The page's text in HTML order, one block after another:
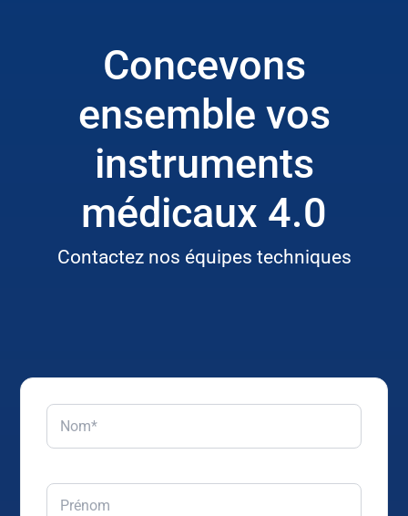
Concevons
ensemble vos
instruments
médicaux 4.0
Contactez nos équipes techniques